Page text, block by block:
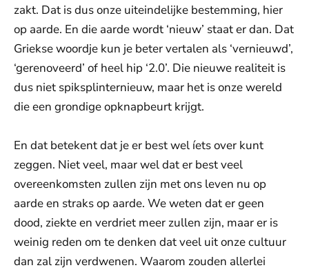
zakt. Dat is dus onze uiteindelijke bestemming, hier
op aarde. En die aarde wordt ‘nieuw’ staat er dan. Dat
Griekse woordje kun je beter vertalen als ‘vernieuwd’,
‘gerenoveerd’ of heel hip ‘2.0’. Die nieuwe realiteit is
dus niet spiksplinternieuw, maar het is onze wereld
die een grondige opknapbeurt krijgt.
En dat betekent dat je er best wel íets over kunt
zeggen. Niet veel, maar wel dat er best veel
overeenkomsten zullen zijn met ons leven nu op
aarde en straks op aarde. We weten dat er geen
dood, ziekte en verdriet meer zullen zijn, maar er is
weinig reden om te denken dat veel uit onze cultuur
dan zal zijn verdwenen. Waarom zouden allerlei